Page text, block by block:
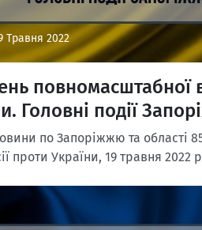
Травня 2022
повномасштабної
Головні події
по Запоріжжю та області
проти України, 19 травня 2022